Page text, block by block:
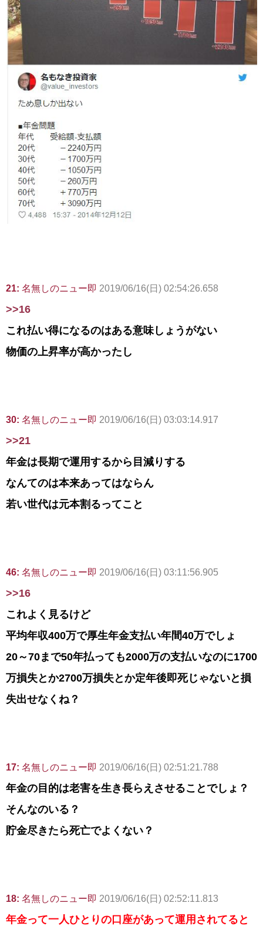
21: 名無しのニュー即 2019/06/16(日) 02:54:26.658
>>16
これ払い得になるのはある意味しょうがない
物価の上昇率が高かったし
30: 名無しのニュー即 2019/06/16(日) 03:03:14.917
>>21
年金は長期で運用するから目減りする
なんてのは本来あってはならん
若い世代は元本割るってこと
46: 名無しのニュー即 2019/06/16(日) 03:11:56.905
>>16
これよく見るけど
平均年収400万で厚生年金支払い年間40万でしょ
20～70まで50年払っても2000万の支払いなのに1700
万損失とか2700万損失とか定年後即死じゃないと損
失出せなくね？
17: 名無しのニュー即 2019/06/16(日) 02:51:21.788
年金の目的は老害を生き長らえさせることでしょ？
そんなのいる？
貯金尽きたら死亡でよくない？
18: 名無しのニュー即 2019/06/16(日) 02:52:11.813
年金って一人ひとりの口座があって運用されてると